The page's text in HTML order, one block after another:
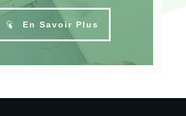
En Savoir Plus